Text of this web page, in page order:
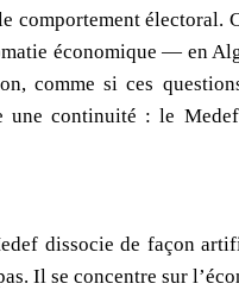
comportement électoral.
économique — en
comme si ces
une continuité : le
dissocie de façon
Il se concentre sur